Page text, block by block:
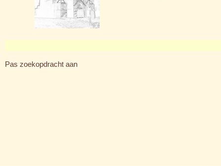
Pas zoekopdracht aan